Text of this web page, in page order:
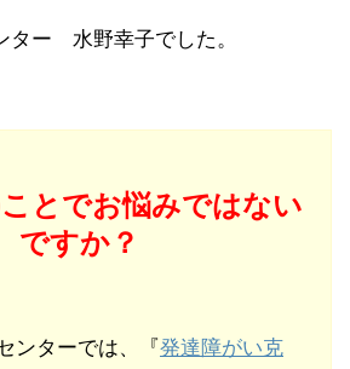
ター 水野幸子でした。
とでお悩みではない
ですか？
ンターでは、『発達障がい克